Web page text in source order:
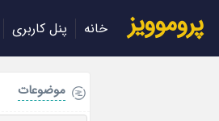
پروموویز خانه پنل کاربری
موضوعات